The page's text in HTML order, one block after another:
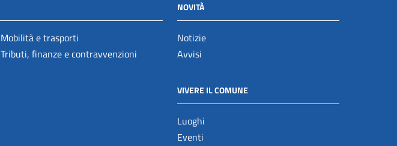
Mobilità e trasporti
Tributi, finanze e contravvenzioni
NOVITÀ
Notizie
Avvisi
VIVERE IL COMUNE
Luoghi
Eventi